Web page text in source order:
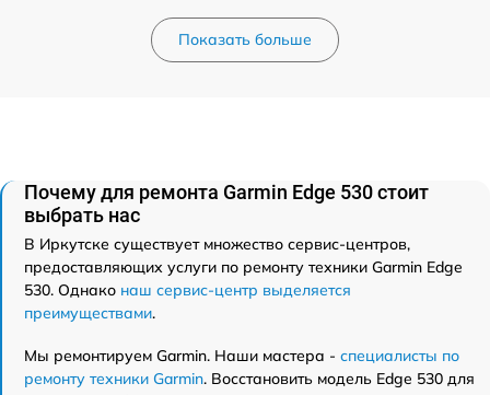
Показать больше
Почему для ремонта Garmin Edge 530 стоит
выбрать нас
В Иркутске существует множество сервис-центров,
предоставляющих услуги по ремонту техники Garmin Edge
530. Однако наш сервис-центр выделяется
преимуществами.
Мы ремонтируем Garmin. Наши мастера - специалисты по
ремонту техники Garmin. Восстановить модель Edge 530 для